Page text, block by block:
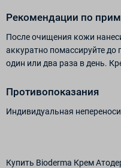
Рекомендации по
После очищения кожи
аккуратно помассируйте
один или два раза в день.
Противопоказания
Индивидуальная
Купить Bioderma Крем